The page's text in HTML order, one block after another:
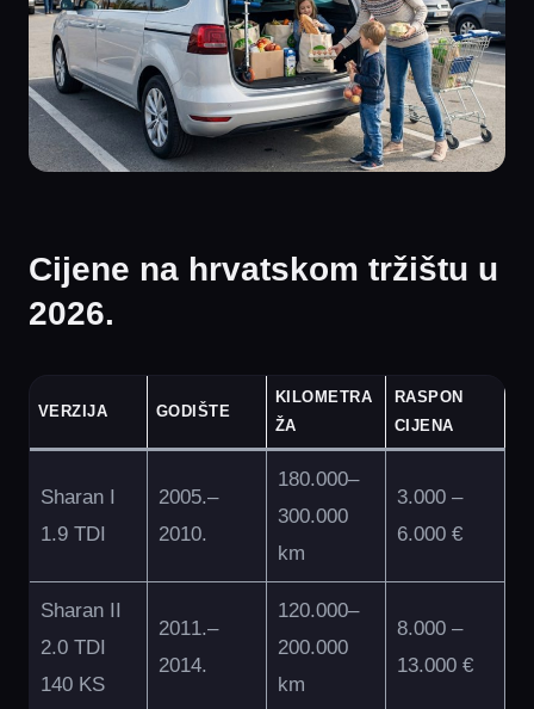
Cijene na hrvatskom tržištu u
2026.
VERZIJA GODIŠTE
KILOMETRA
ŽA
RASPON
CIJENA
Sharan I
1.9 TDI
2005.–
2010.
180.000–
300.000
km
3.000 –
6.000 €
Sharan II
2.0 TDI
140 KS
2011.–
2014.
120.000–
200.000
km
8.000 –
13.000 €